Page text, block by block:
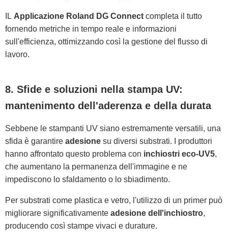
IL Applicazione Roland DG Connect completa il tutto
fornendo metriche in tempo reale e informazioni
sull'efficienza, ottimizzando così la gestione del flusso di
lavoro.
8. Sfide e soluzioni nella stampa UV:
mantenimento dell'aderenza e della durata
Sebbene le stampanti UV siano estremamente versatili, una
sfida è garantire adesione su diversi substrati. I produttori
hanno affrontato questo problema con inchiostri eco-UV5,
che aumentano la permanenza dell'immagine e ne
impediscono lo sfaldamento o lo sbiadimento.
Per substrati come plastica e vetro, l'utilizzo di un primer può
migliorare significativamente adesione dell'inchiostro,
producendo così stampe vivaci e durature.